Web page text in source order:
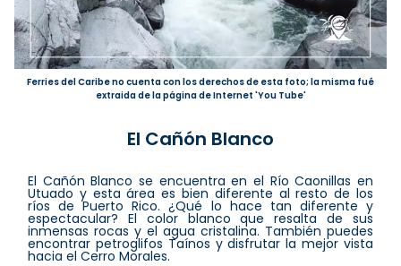
Ferries del Caribe no cuenta con los derechos de esta foto; la misma fué
extraida de la página de Internet 'You Tube'
El Cañón Blanco
El Cañón Blanco se encuentra en el Río Caonillas en
Utuado y esta área es bien diferente al resto de los
ríos de Puerto Rico. ¿Qué lo hace tan diferente y
espectacular? El color blanco que resalta de sus
inmensas rocas y el agua cristalina. También puedes
encontrar petroglifos Taínos y disfrutar la mejor vista
hacia el Cerro Morales.